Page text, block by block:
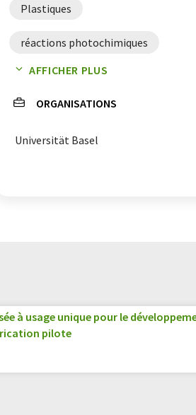
Plastiques
réactions photochimiques
efficacité énergétique
AFFICHER PLUS
ORGANISATIONS
Universität Basel
à usage unique pour le
pilote